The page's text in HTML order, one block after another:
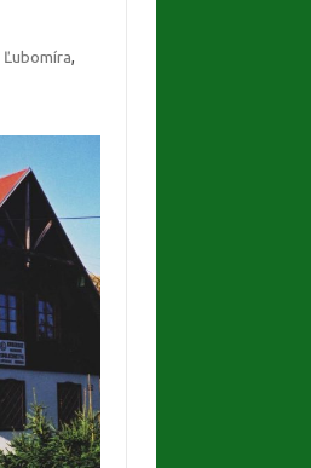
Ľubomíra,